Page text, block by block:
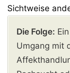
Sichtweise
Die Folge:
Umgang mit